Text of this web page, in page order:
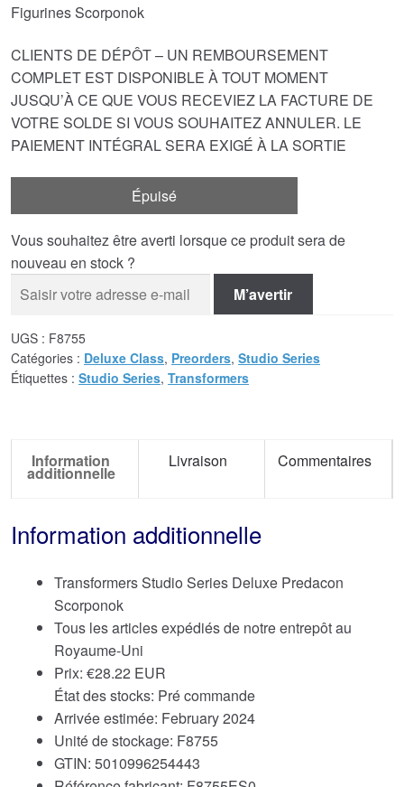
Figurines Scorponok
CLIENTS DE DÉPÔT – UN REMBOURSEMENT
COMPLET EST DISPONIBLE À TOUT MOMENT
JUSQU’À CE QUE VOUS RECEVIEZ LA FACTURE DE
VOTRE SOLDE SI VOUS SOUHAITEZ ANNULER. LE
PAIEMENT INTÉGRAL SERA EXIGÉ À LA SORTIE
Épuisé
Vous souhaitez être averti lorsque ce produit sera de
nouveau en stock ?
M’avertir
UGS : F8755
Catégories : Deluxe Class, Preorders, Studio Series
Étiquettes : Studio Series, Transformers
Information
additionnelle
Livraison Commentaires
Information additionnelle
Transformers Studio Series Deluxe Predacon
Scorponok
Tous les articles expédiés de notre entrepôt au
Royaume-Uni
Prix: €28.22 EUR
État des stocks: Pré commande
Arrivée estimée: February 2024
Unité de stockage: F8755
GTIN: 5010996254443